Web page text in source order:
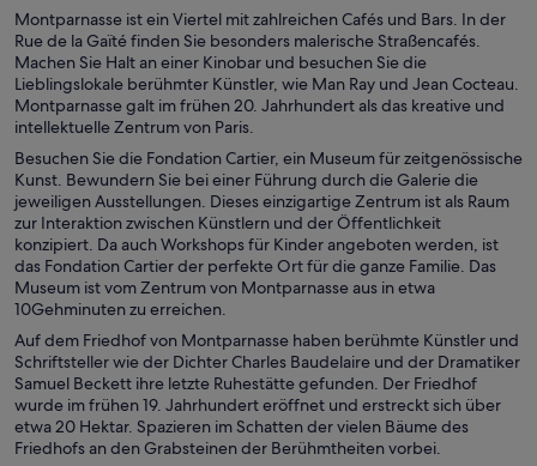
Montparnasse ist ein Viertel mit zahlreichen Cafés und Bars. In der
Rue de la Gaïté finden Sie besonders malerische Straßencafés.
Machen Sie Halt an einer Kinobar und besuchen Sie die
Lieblingslokale berühmter Künstler, wie Man Ray und Jean Cocteau.
Montparnasse galt im frühen 20. Jahrhundert als das kreative und
intellektuelle Zentrum von Paris.
Besuchen Sie die Fondation Cartier, ein Museum für zeitgenössische
Kunst. Bewundern Sie bei einer Führung durch die Galerie die
jeweiligen Ausstellungen. Dieses einzigartige Zentrum ist als Raum
zur Interaktion zwischen Künstlern und der Öffentlichkeit
konzipiert. Da auch Workshops für Kinder angeboten werden, ist
das Fondation Cartier der perfekte Ort für die ganze Familie. Das
Museum ist vom Zentrum von Montparnasse aus in etwa
10Gehminuten zu erreichen.
Auf dem Friedhof von Montparnasse haben berühmte Künstler und
Schriftsteller wie der Dichter Charles Baudelaire und der Dramatiker
Samuel Beckett ihre letzte Ruhestätte gefunden. Der Friedhof
wurde im frühen 19. Jahrhundert eröffnet und erstreckt sich über
etwa 20 Hektar. Spazieren im Schatten der vielen Bäume des
Friedhofs an den Grabsteinen der Berühmtheiten vorbei.